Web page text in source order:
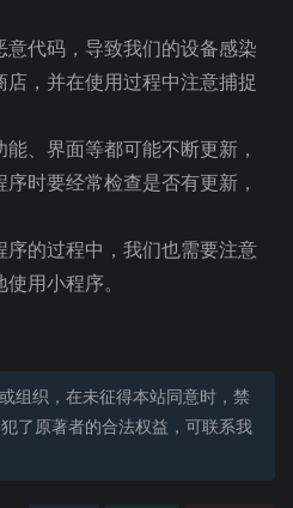
代码，导致我们的设备感染
，并在使用过程中注意捕捉
、界面等都可能不断更新，
时要经常检查是否有更新，
的过程中，我们也需要注意
用小程序。
组织，在未征得本站同意时，禁
了原著者的合法权益，可联系我